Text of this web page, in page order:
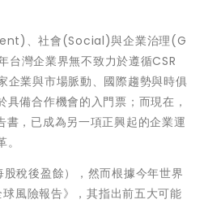
、社會(Social)與企業治理(G
灣企業界無不致力於遵循CSR
企業與市場脈動、國際趨勢與時俱
具備合作機會的入門票；而現在，
書，已成為另一項正興起的企業運
股稅後盈餘），然而根據今年世界
風險報告》，其指出前五大可能